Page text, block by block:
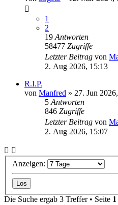
1
2
19 Antworten
58477 Zugriffe
Letzter Beitrag von
2. Aug 2026, 15:13
R.I.P.
von Manfred » 27. Jun
5 Antworten
846 Zugriffe
Letzter Beitrag von
2. Aug 2026, 15:07
Anzeigen:
Die Suche ergab 3 Treffer • Seite 1